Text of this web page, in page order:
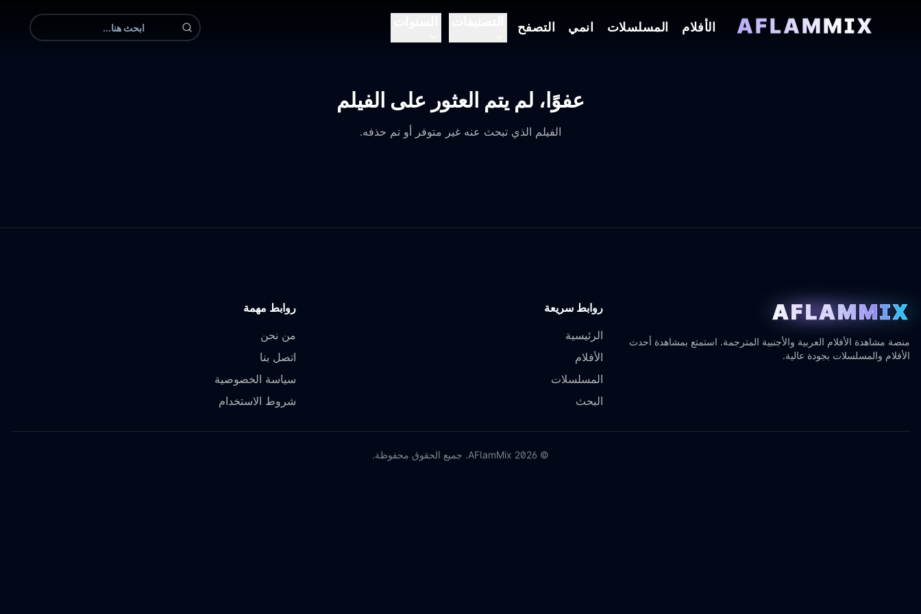
AFLAMMIX الأفلام المسلسلات انمي التصفح
عفوًا، لم يتم العثور على الفيلم
الفيلم الذي تبحث عنه غير متوفر أو تم حذفه.
AFLAMMIX
منصة مشاهدة الأفلام العربية والأجنبية المترجمة. استمتع بمشاهدة أحدث
الأفلام والمسلسلات بجودة عالية.
روابط سريعة
الرئيسية
الأفلام
المسلسلات
البحث
روابط مهمة
من نحن
اتصل بنا
سياسة الخصوصية
شروط الاستخدام
©
2026